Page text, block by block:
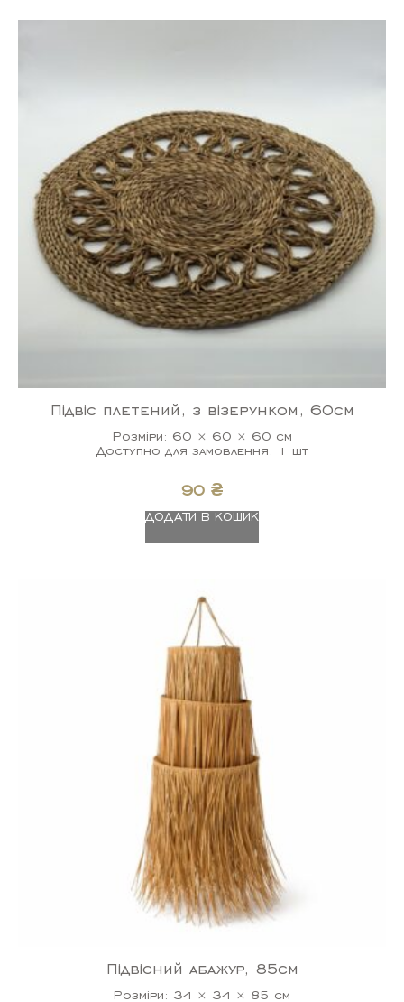
Підвіс плетений, з візерунком, 60см
Розміри: 60 × 60 × 60 см
Доступно для замовлення: 1 шт
90 ₴
ДОДАТИ В КОШИК
Підвісний абажур, 85см
Розміри: 34 × 34 × 85 см